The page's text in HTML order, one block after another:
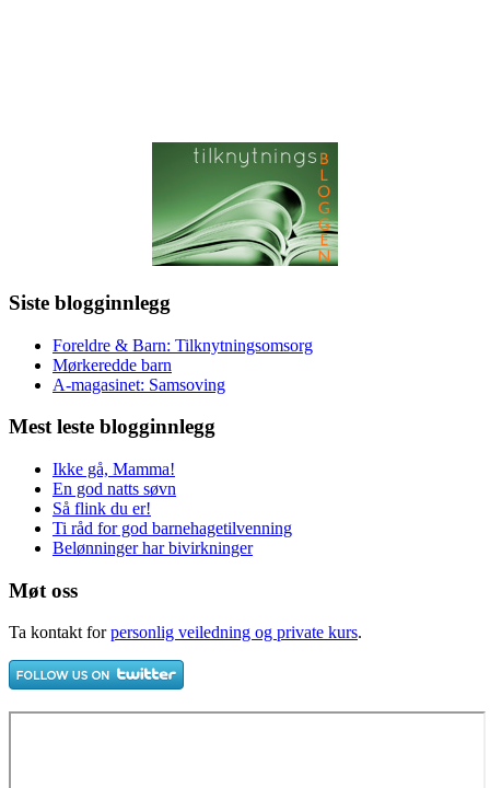
Siste blogginnlegg
Foreldre & Barn: Tilknytningsomsorg
Mørkeredde barn
A-magasinet: Samsoving
Mest leste blogginnlegg
Ikke gå, Mamma!
En god natts søvn
Så flink du er!
Ti råd for god barnehagetilvenning
Belønninger har bivirkninger
Møt oss
Ta kontakt forpersonlig veiledning og private kurs.